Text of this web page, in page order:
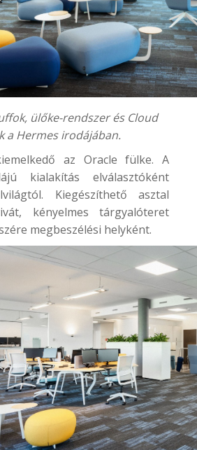
ülőke-rendszer és Cloud
a Hermes irodájában.
az Oracle fülke. A
kialakítás elválasztóként
Kiegészíthető asztal
kényelmes tárgyalóteret
megbeszélési helyként.